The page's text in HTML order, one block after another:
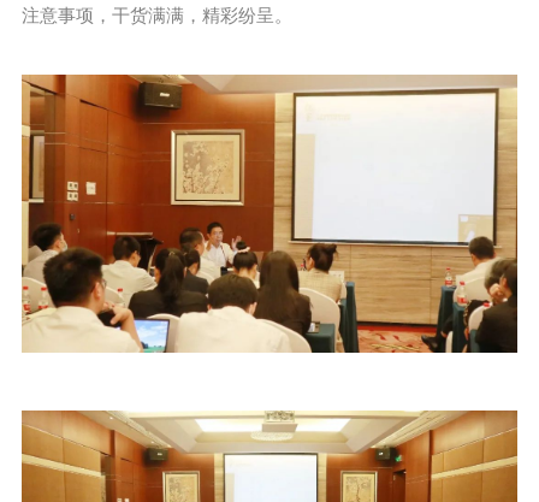
注意事项，干货满满，精彩纷呈。